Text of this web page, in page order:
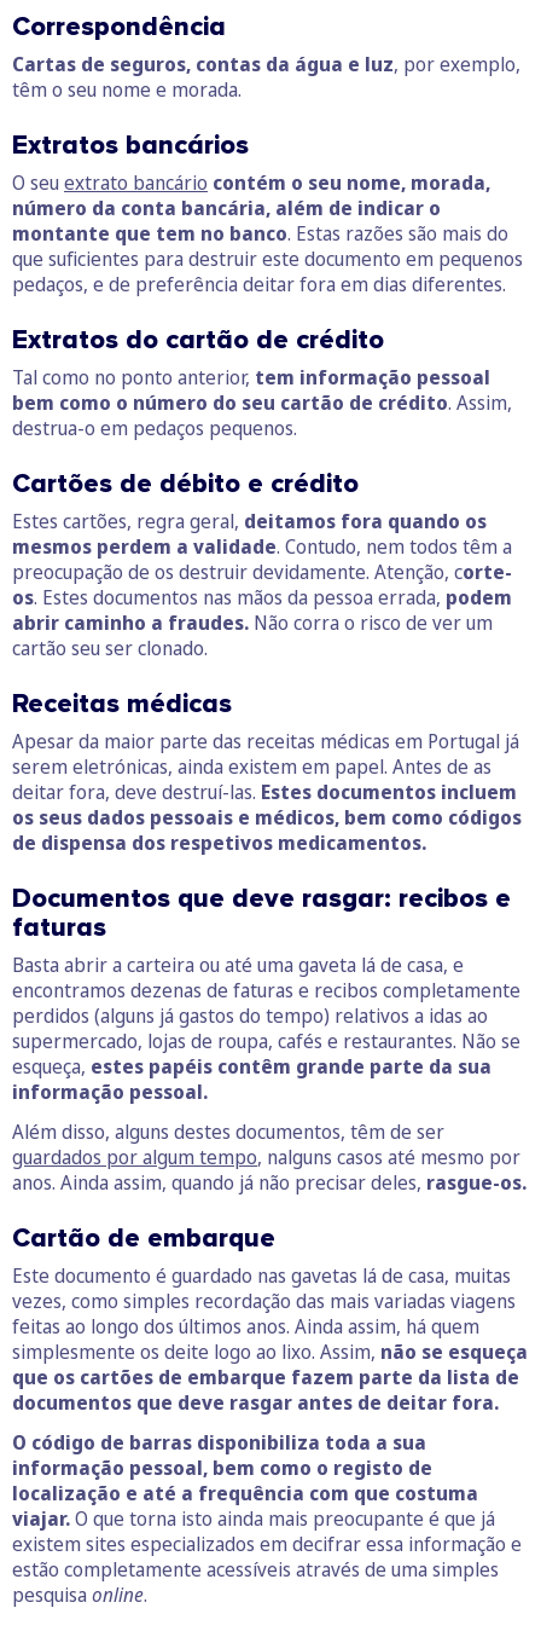
Correspondência
Cartas de seguros, contas da água e luz, por exemplo,
têm o seu nome e morada.
Extratos bancários
O seu extrato bancário contém o seu nome, morada,
número da conta bancária, além de indicar o
montante que tem no banco. Estas razões são mais do
que suficientes para destruir este documento em pequenos
pedaços, e de preferência deitar fora em dias diferentes.
Extratos do cartão de crédito
Tal como no ponto anterior, tem informação pessoal
bem como o número do seu cartão de crédito. Assim,
destrua-o em pedaços pequenos.
Cartões de débito e crédito
Estes cartões, regra geral, deitamos fora quando os
mesmos perdem a validade. Contudo, nem todos têm a
preocupação de os destruir devidamente. Atenção, corte-
os. Estes documentos nas mãos da pessoa errada, podem
abrir caminho a fraudes. Não corra o risco de ver um
cartão seu ser clonado.
Receitas médicas
Apesar da maior parte das receitas médicas em Portugal já
serem eletrónicas, ainda existem em papel. Antes de as
deitar fora, deve destruí-las. Estes documentos incluem
os seus dados pessoais e médicos, bem como códigos
de dispensa dos respetivos medicamentos.
Documentos que deve rasgar: recibos e
faturas
Basta abrir a carteira ou até uma gaveta lá de casa, e
encontramos dezenas de faturas e recibos completamente
perdidos (alguns já gastos do tempo) relativos a idas ao
supermercado, lojas de roupa, cafés e restaurantes. Não se
esqueça, estes papéis contêm grande parte da sua
informação pessoal.
Além disso, alguns destes documentos, têm de ser
guardados por algum tempo, nalguns casos até mesmo por
anos. Ainda assim, quando já não precisar deles, rasgue-os.
Cartão de embarque
Este documento é guardado nas gavetas lá de casa, muitas
vezes, como simples recordação das mais variadas viagens
feitas ao longo dos últimos anos. Ainda assim, há quem
simplesmente os deite logo ao lixo. Assim, não se esqueça
que os cartões de embarque fazem parte da lista de
documentos que deve rasgar antes de deitar fora.
O código de barras disponibiliza toda a sua
informação pessoal, bem como o registo de
localização e até a frequência com que costuma
viajar.O que torna isto ainda mais preocupante é que já
existem sites especializados em decifrar essa informação e
estão completamente acessíveis através de uma simples
pesquisa online.